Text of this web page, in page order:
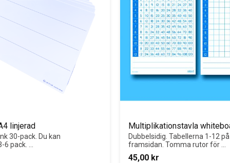
linjerad
30-pack. Du kan
6 pack.
Multiplikationstavla
Dubbelsidig. Tabellerna 1-12 på
framsidan. Tomma rutor för
egna övningar på baksidan.
45,00 kr